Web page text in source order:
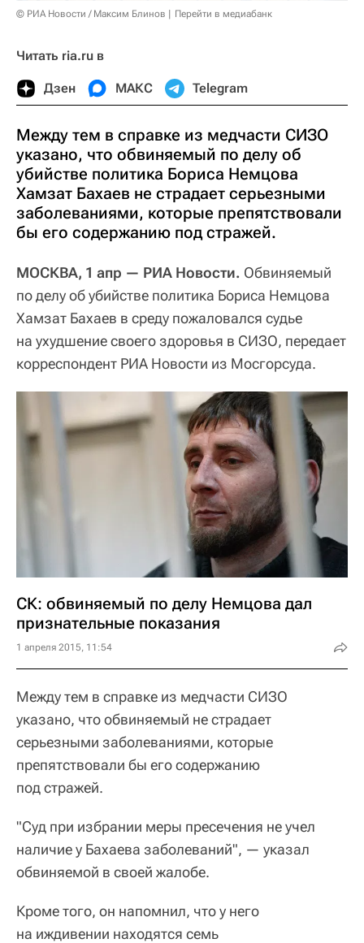
© РИА Новости / Максим Блинов Перейти в медиабанк
Читать ria.ru в
Дзен МАКС Telegram
Между тем в справке из медчасти СИЗО
указано, что обвиняемый по делу об
убийстве политика Бориса Немцова
Хамзат Бахаев не страдает серьезными
заболеваниями, которые препятствовали
бы его содержанию под стражей.
МОСКВА, 1 апр — РИА Новости. Обвиняемый
по делу об убийстве политика Бориса Немцова
Хамзат Бахаев в среду пожаловался судье
на ухудшение своего здоровья в СИЗО, передает
корреспондент РИА Новости из Мосгорсуда.
СК: обвиняемый по делу Немцова дал
признательные показания
1 апреля 2015, 11:54
Между тем в справке из медчасти СИЗО
указано, что обвиняемый не страдает
серьезными заболеваниями, которые
препятствовали бы его содержанию
под стражей.
"Суд при избрании меры пресечения не учел
наличие у Бахаева заболеваний", — указал
обвиняемой в своей жалобе.
Кроме того, он напомнил, что у него
на иждивении находятся семь